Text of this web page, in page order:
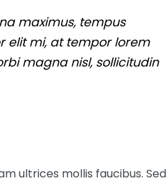
maximus, tempus
elit mi, at tempor lorem
magna nisl, sollicitudin
ultrices mollis faucibus. Sed